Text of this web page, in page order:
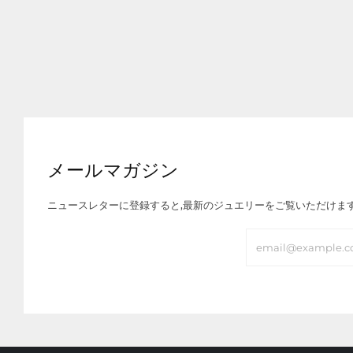
メールマガジン
ニュースレターに登録すると,最新のジュエリーをご覧いただけます